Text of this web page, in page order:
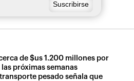
de $us 1.200 millones por
próximas semanas
pesado señala que